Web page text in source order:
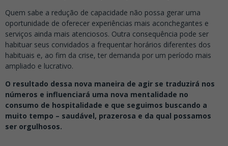
Quem sabe a redução de capacidade não possa gerar uma
oportunidade de oferecer experiências mais aconchegantes e
serviços ainda mais atenciosos. Outra consequência pode ser
habituar seus convidados a frequentar horários diferentes dos
habituais e, ao fim da crise, ter demanda por um período mais
ampliado e lucrativo.
O resultado dessa nova maneira de agir se traduzirá nos
números e influenciará uma nova mentalidade no
consumo de hospitalidade e que seguimos buscando a
muito tempo – saudável, prazerosa e da qual possamos
ser orgulhosos.